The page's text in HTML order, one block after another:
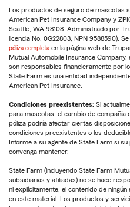
Los productos de seguro de mascotas
American Pet Insurance Company y
Seattle, WA 98108. Administrado por
licencia No. 0G22803, NPN 9588590).
póliza completa en la página web de
Mutual Automobile Insurance
son responsables financieramente por
State Farm es una entidad
American Pet Insurance.
Condiciones preexistentes: Si
para mascotas, el cambio de compañía
póliza podría afectar ciertas
condiciones preexistentes o los
Informe a su agente de State Farm si
convenga mantener.
State Farm (incluyendo State Farm
subsidiarias y afiliadas) no se hace
ni explícitamente, el contenido de
en este material. Los productos y